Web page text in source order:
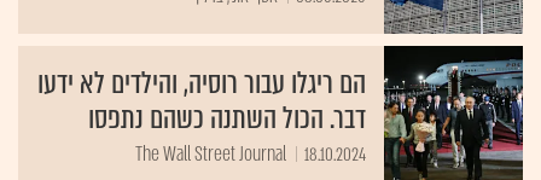
הם ריגלו עבור רוסיה, והילדים לא ידעו
דבר. הכול השתנה כשהם נתפסו
18.10.2024
The Wall Street Journal